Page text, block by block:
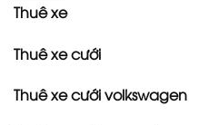
Thuê xe
Thuê xe cưới
Thuê xe cưới volkswagen